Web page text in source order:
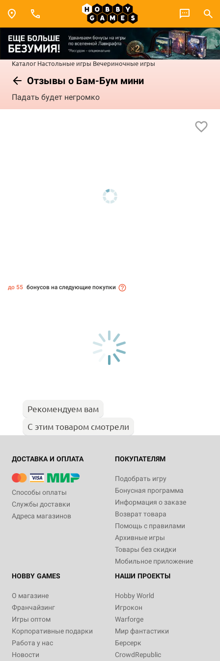
Каталог Настольные игры Вечериночные игры
Отзывы о Бам-Бум мини
Падать будет негромко
до 55 бонусов на следующие покупки
Рекомендуем вам
С этим товаром смотрели
ДОСТАВКА И ОПЛАТА
Способы оплаты
Службы доставки
Адреса магазинов
ПОКУПАТЕЛЯМ
Подобрать игру
Бонусная программа
Информация о заказе
Возврат товара
Помощь с правилами
Архивные игры
Товары без скидки
Мобильное приложение
HOBBY GAMES
О магазине
Франчайзинг
Игры оптом
Корпоративные подарки
Работа у нас
Новости
НАШИ ПРОЕКТЫ
Hobby World
Игрокон
Warforge
Мир фантастики
Берсерк
CrowdRepublic